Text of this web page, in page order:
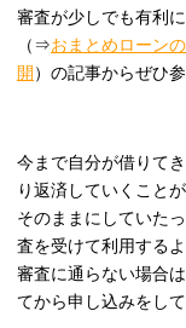
審査が少しでも有利
（⇒おまとめローン
開 ）の記事からぜひ
今まで自分が借りて
り返済していくこと
そのままにしていた
査を受けて利用する
審査に通らない場合
てから申し込みをして